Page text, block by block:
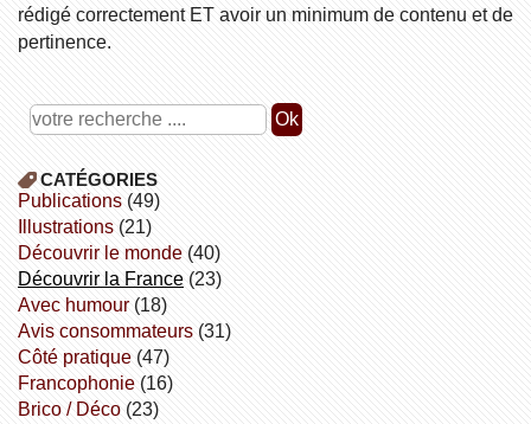
rédigé correctement ET avoir un minimum de contenu et de
pertinence.
CATÉGORIES
publications(49)
illustrations(21)
découvrir le monde(40)
découvrir la France(23)
avec humour(18)
avis consommateurs(31)
côté pratique(47)
Francophonie(16)
Brico / Déco(23)